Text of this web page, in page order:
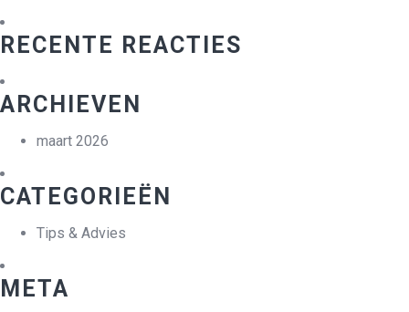
RECENTE REACTIES
ARCHIEVEN
maart 2026
CATEGORIEËN
Tips & Advies
META